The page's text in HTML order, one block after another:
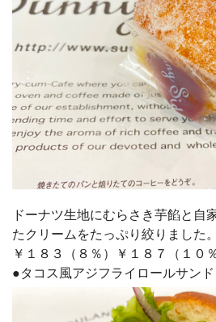
ドーナツ生地にむらさき芋餡と自
たクリームをたっぷり絞りました。
￥１８３（８％）￥１８７（１０
●タコス風アジフライロールサンド